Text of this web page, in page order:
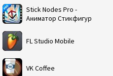
Stick Nodes Pro -
Аниматор Стикфигур
FL Studio Mobile
VK Coffee